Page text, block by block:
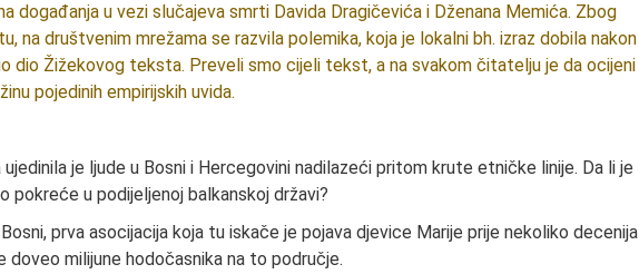
događanja u vezi slučajeva smrti Davida Dragičevića i Dženana Memića. Zbog
na društvenim mrežama se razvila polemika, koja je lokalni bh. izraz dobila nakon
dio Žižekovog teksta. Preveli smo cijeli tekst, a na svakom čitatelju je da ocijeni
pojedinih empirijskih uvida.
je ljude u Bosni i Hercegovini nadilazeći pritom krute etničke linije. Da li je
pokreće u podijeljenoj balkanskoj državi?
prva asocijacija koja tu iskače je pojava djevice Marije prije nekoliko decenija
doveo milijune hodočasnika na to područje.